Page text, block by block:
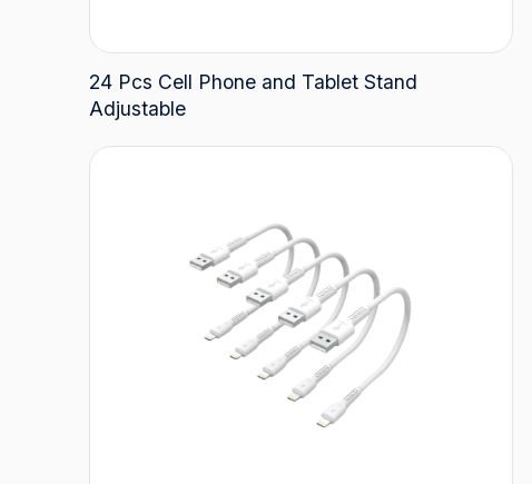
24 Pcs Cell Phone and Tablet Stand
Adjustable